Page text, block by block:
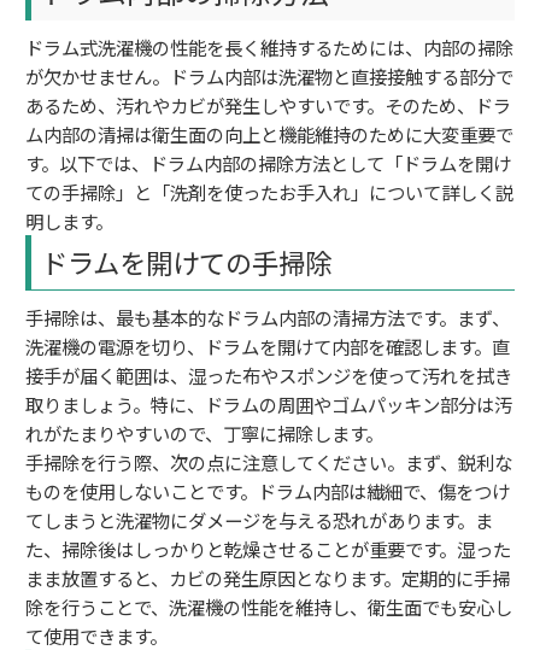
ドラム式洗濯機の性能を長く維持するためには、内部の掃除
が欠かせません。ドラム内部は洗濯物と直接接触する部分で
あるため、汚れやカビが発生しやすいです。そのため、ドラ
ム内部の清掃は衛生面の向上と機能維持のために大変重要で
す。以下では、ドラム内部の掃除方法として「ドラムを開け
ての手掃除」と「洗剤を使ったお手入れ」について詳しく説
明します。
ドラムを開けての手掃除
手掃除は、最も基本的なドラム内部の清掃方法です。まず、
洗濯機の電源を切り、ドラムを開けて内部を確認します。直
接手が届く範囲は、湿った布やスポンジを使って汚れを拭き
取りましょう。特に、ドラムの周囲やゴムパッキン部分は汚
れがたまりやすいので、丁寧に掃除します。
手掃除を行う際、次の点に注意してください。まず、鋭利な
ものを使用しないことです。ドラム内部は繊細で、傷をつけ
てしまうと洗濯物にダメージを与える恐れがあります。ま
た、掃除後はしっかりと乾燥させることが重要です。湿った
まま放置すると、カビの発生原因となります。定期的に手掃
除を行うことで、洗濯機の性能を維持し、衛生面でも安心し
て使用できます。